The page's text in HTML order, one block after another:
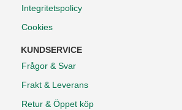
Integritetspolicy
Cookies
KUNDSERVICE
Frågor & Svar
Frakt & Leverans
Retur & Öppet köp